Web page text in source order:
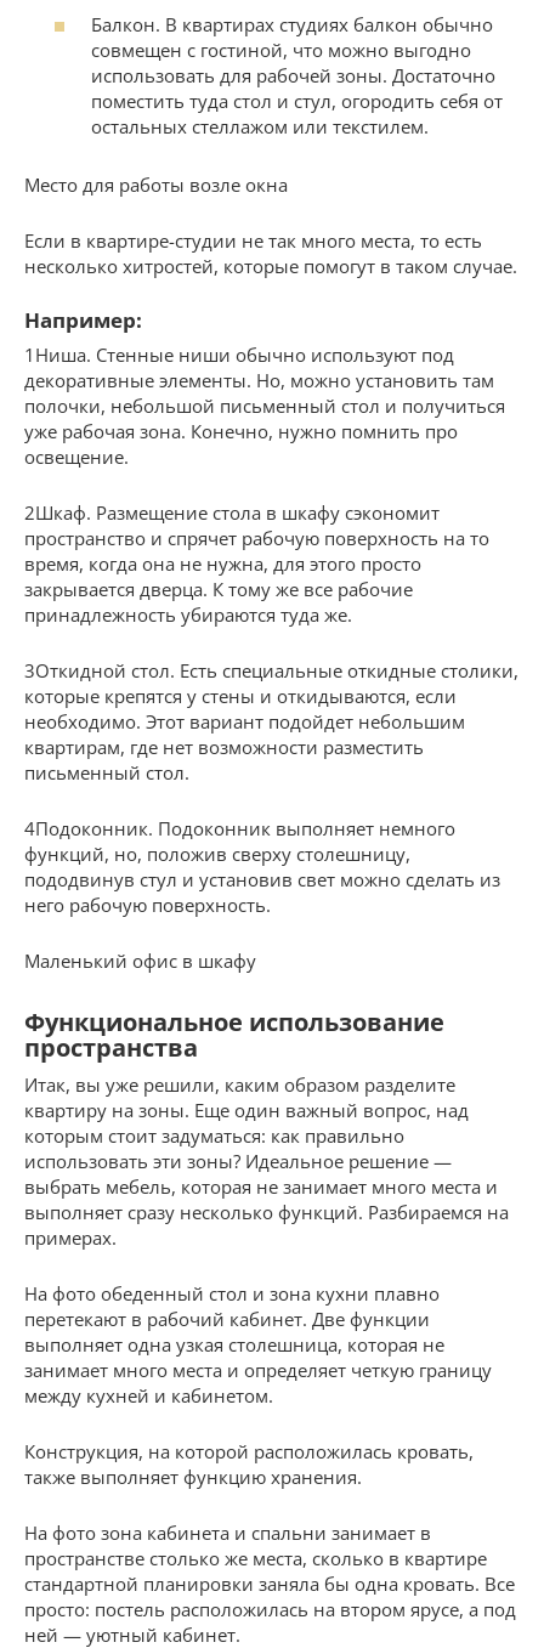
Балкон. В квартирах студиях балкон обычно
совмещен с гостиной, что можно выгодно
использовать для рабочей зоны. Достаточно
поместить туда стол и стул, огородить себя от
остальных стеллажом или текстилем.
Место для работы возле окна
Если в квартире-студии не так много места, то есть
несколько хитростей, которые помогут в таком случае.
Например:
1Ниша. Стенные ниши обычно используют под
декоративные элементы. Но, можно установить там
полочки, небольшой письменный стол и получиться
уже рабочая зона. Конечно, нужно помнить про
освещение.
2Шкаф. Размещение стола в шкафу сэкономит
пространство и спрячет рабочую поверхность на то
время, когда она не нужна, для этого просто
закрывается дверца. К тому же все рабочие
принадлежность убираются туда же.
3Откидной стол. Есть специальные откидные столики,
которые крепятся у стены и откидываются, если
необходимо. Этот вариант подойдет небольшим
квартирам, где нет возможности разместить
письменный стол.
4Подоконник. Подоконник выполняет немного
функций, но, положив сверху столешницу,
пододвинув стул и установив свет можно сделать из
него рабочую поверхность.
Маленький офис в шкафу
Функциональное использование
пространства
Итак, вы уже решили, каким образом разделите
квартиру на зоны. Еще один важный вопрос, над
которым стоит задуматься: как правильно
использовать эти зоны? Идеальное решение —
выбрать мебель, которая не занимает много места и
выполняет сразу несколько функций. Разбираемся на
примерах.
На фото обеденный стол и зона кухни плавно
перетекают в рабочий кабинет. Две функции
выполняет одна узкая столешница, которая не
занимает много места и определяет четкую границу
между кухней и кабинетом.
Конструкция, на которой расположилась кровать,
также выполняет функцию хранения.
На фото зона кабинета и спальни занимает в
пространстве столько же места, сколько в квартире
стандартной планировки заняла бы одна кровать. Все
просто: постель расположилась на втором ярусе, а под
ней — уютный кабинет.